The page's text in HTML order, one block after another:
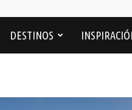
MeDESTINOS